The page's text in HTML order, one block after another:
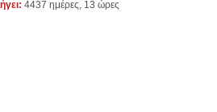
4437 ημέρες, 13 ώρες